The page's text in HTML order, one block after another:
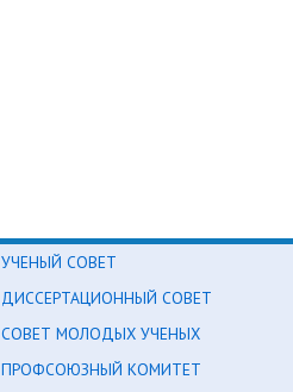
УЧЕНЫЙ СОВЕТ
ДИССЕРТАЦИОННЫЙ СОВЕТ
СОВЕТ МОЛОДЫХ УЧЕНЫХ
ПРОФСОЮЗНЫЙ КОМИТЕТ